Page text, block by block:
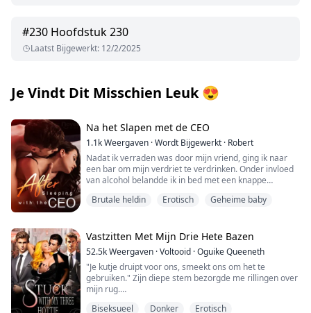
#230 Hoofdstuk 230
Laatst Bijgewerkt: 12/2/2025
Je Vindt Dit Misschien Leuk😍
Na het Slapen met de CEO
1.1kWeergaven ·Wordt Bijgewerkt · Robert
Nadat ik verraden was door mijn vriend, ging ik naar
een bar om mijn verdriet te verdrinken. Onder invloed
van alcohol belandde ik in bed met een knappe
kantoor aankwam en ontdekte dat de man met wie ik
de vorige nacht had geslapen, de nieuwe CEO was...
Brutale heldin Erotisch Geheime baby
Vastzitten Met Mijn Drie Hete Bazen
52.5kWeergaven ·Voltooid ·Oguike Queeneth
"Je kutje druipt voor ons, smeekt ons om het te
gebruiken." Zijn diepe stem bezorgde me rillingen over
mijn rug.
Biseksueel Donker Erotisch